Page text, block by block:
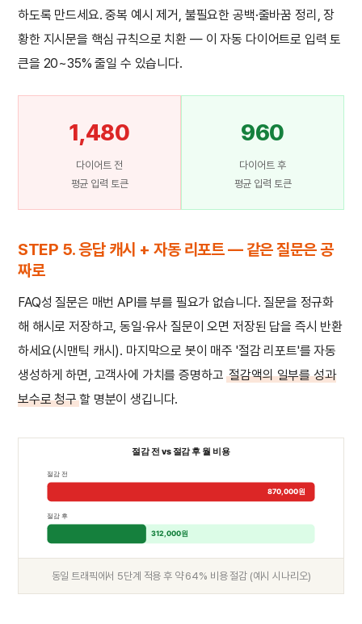
하도록 만드세요. 중복 예시 제거, 불필요한 공백·줄바꿈 정리, 장
황한 지시문을 핵심 규칙으로 치환 — 이 자동 다이어트로 입력 토
큰을 20~35% 줄일 수 있습니다.
1,480
다이어트 전
평균 입력 토큰
960
다이어트 후
평균 입력 토큰
STEP 5. 응답 캐시 + 자동 리포트 — 같은 질문은 공
짜로
FAQ성 질문은 매번 API를 부를 필요가 없습니다. 질문을 정규화
해 해시로 저장하고, 동일·유사 질문이 오면 저장된 답을 즉시 반환
하세요(시맨틱 캐시). 마지막으로 봇이 매주 '절감 리포트'를 자동
생성하게 하면, 고객사에 가치를 증명하고절감액의 일부를 성과
보수로 청구할 명분이 생깁니다.
절감 전 vs 절감 후 월 비용
절감 전
870,000원
절감 후
312,000원
동일 트래픽에서 5단계 적용 후 약 64% 비용 절감 (예시 시나리오)